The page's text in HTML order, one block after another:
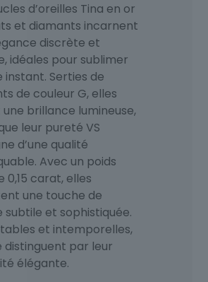
d’oreilles Tina en or
et diamants incarnent
discrète et
idéales pour sublimer
instant. Serties de
de couleur G, elles
brillance lumineuse,
leur pureté VS
d’une qualité
Avec un poids
0,15 carat, elles
une touche de
subtile et sophistiquée.
et intemporelles,
distinguent par leur
élégante.